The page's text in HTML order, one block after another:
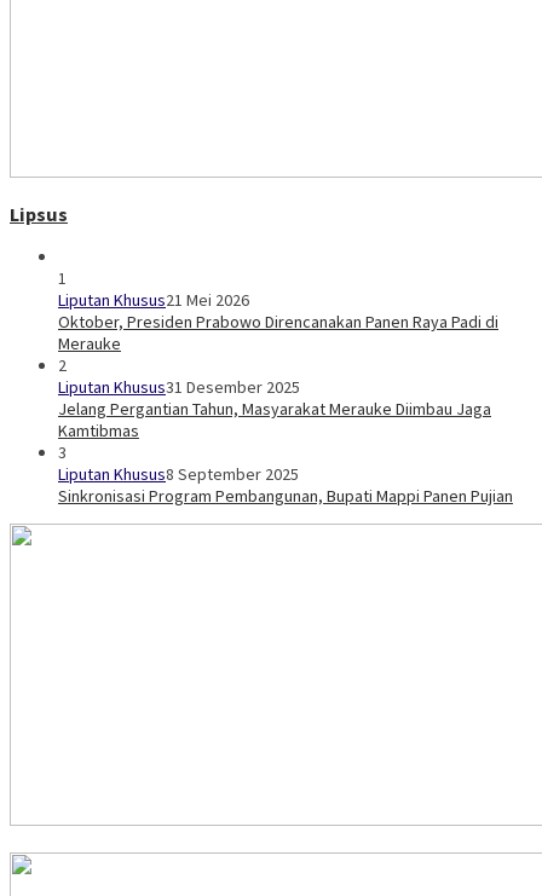
Lipsus
1
Liputan Khusus21 Mei 2026
Oktober, Presiden Prabowo Direncanakan Panen Raya Padi di
Merauke
2
Liputan Khusus31 Desember 2025
Jelang Pergantian Tahun, Masyarakat Merauke Diimbau Jaga
Kamtibmas
3
Liputan Khusus8 September 2025
Sinkronisasi Program Pembangunan, Bupati Mappi Panen Pujian